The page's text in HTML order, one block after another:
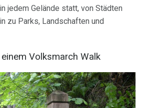
jedem Gelände statt, von Städten
zu Parks, Landschaften und
Volksmarch Walk